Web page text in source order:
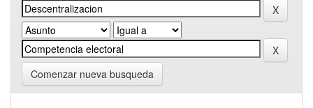
Comenzar nueva busqueda